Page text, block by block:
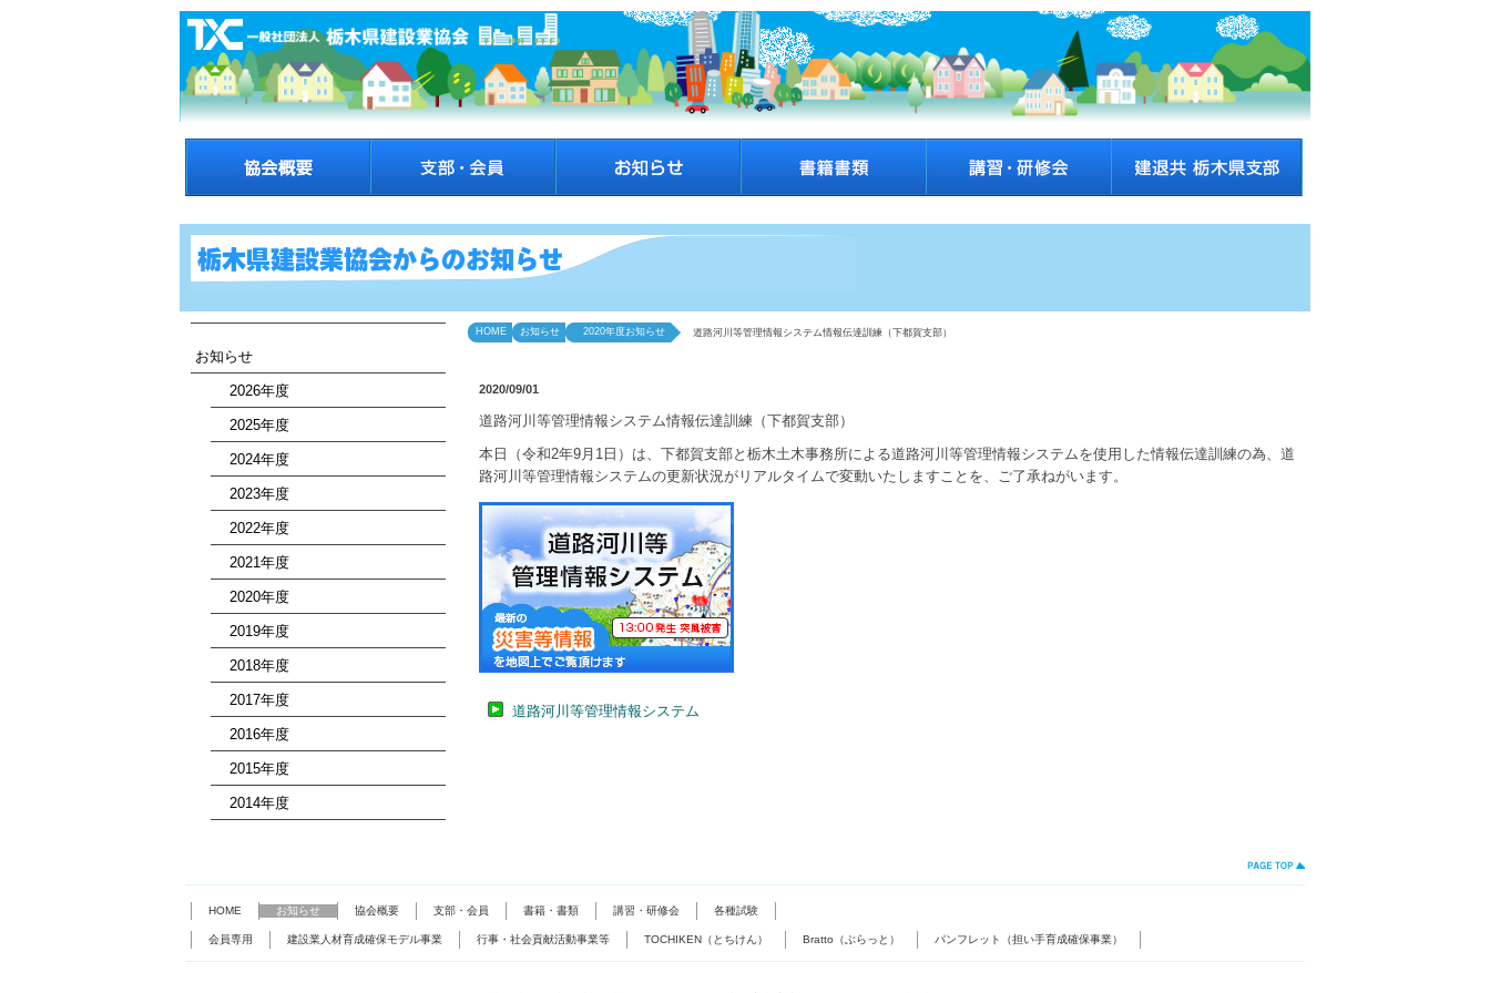
お知らせ
2026年度
2025年度
2024年度
2023年度
2022年度
2021年度
2020年度
2019年度
2018年度
2017年度
2016年度
2015年度
2014年度
HOME お知らせ 2020年度お知らせ 道路河川等管理情報システム情報伝達訓練（下都賀支部）
2020/09/01
道路河川等管理情報システム情報伝達訓練（下都賀支部）
本日（令和2年9月1日）は、下都賀支部と栃木土木事務所による道路河川等管理情報システムを使用した情報伝達訓練の為、道
路河川等管理情報システムの更新状況がリアルタイムで変動いたしますことを、ご了承ねがいます。
道路河川等管理情報システム
HOME お知らせ 協会概要 支部・会員 書籍・書類 講習・研修会 各種試験
会員専用 建設業人材育成確保モデル事業 行事・社会貢献活動事業等 TOCHIKEN（とちけん） Bratto（ぶらっと） パンフレット（担い手育成確保事業）